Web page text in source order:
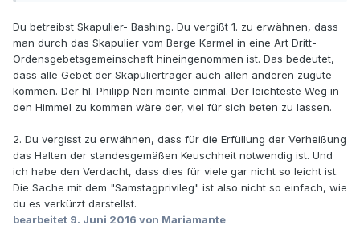
Du betreibst Skapulier- Bashing. Du vergißt 1. zu erwähnen, dass
man durch das Skapulier vom Berge Karmel in eine Art Dritt-
Ordensgebetsgemeinschaft hineingenommen ist. Das bedeutet,
dass alle Gebet der Skapulierträger auch allen anderen zugute
kommen. Der hl. Philipp Neri meinte einmal. Der leichteste Weg in
den Himmel zu kommen wäre der, viel für sich beten zu lassen.
2. Du vergisst zu erwähnen, dass für die Erfüllung der Verheißung
das Halten der standesgemäßen Keuschheit notwendig ist. Und
ich habe den Verdacht, dass dies für viele gar nicht so leicht ist.
Die Sache mit dem "Samstagprivileg" ist also nicht so einfach, wie
du es verkürzt darstellst.
bearbeitet 9. Juni 2016 von Mariamante